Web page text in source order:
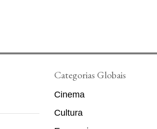
Categorias Globais
Cinema
Cultura